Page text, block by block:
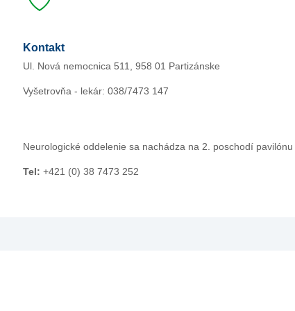
Kontakt
Ul. Nová nemocnica 511, 958 01 Partizánske
Vyšetrovňa - lekár: 038/7473 147
Neurologické oddelenie sa nachádza na 2. poschodí pavilónu
Tel: +421 (0) 38 7473 252